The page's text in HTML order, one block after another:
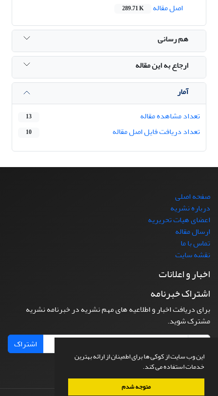
این وب سایت از کوکی ها برای اطمینان از ارائه بهترین
خدمات استفاده می کند.
متوجه شدم
اصل مقاله
289.71 K
هم رسانی
ارجاع به این مقاله
آمار
تعداد مشاهده مقاله
13
تعداد دریافت فایل اصل مقاله 10
صفحه اصلی
درباره نشریه
اعضای هیات تحریریه
ارسال مقاله
تماس با ما
نقشه سایت
اخبار و اعلانات
اشتراک خبرنامه
برای دریافت اخبار و اطلاعیه های مهم نشریه در خبرنامه نشریه
مشترک شوید.
اشتراک